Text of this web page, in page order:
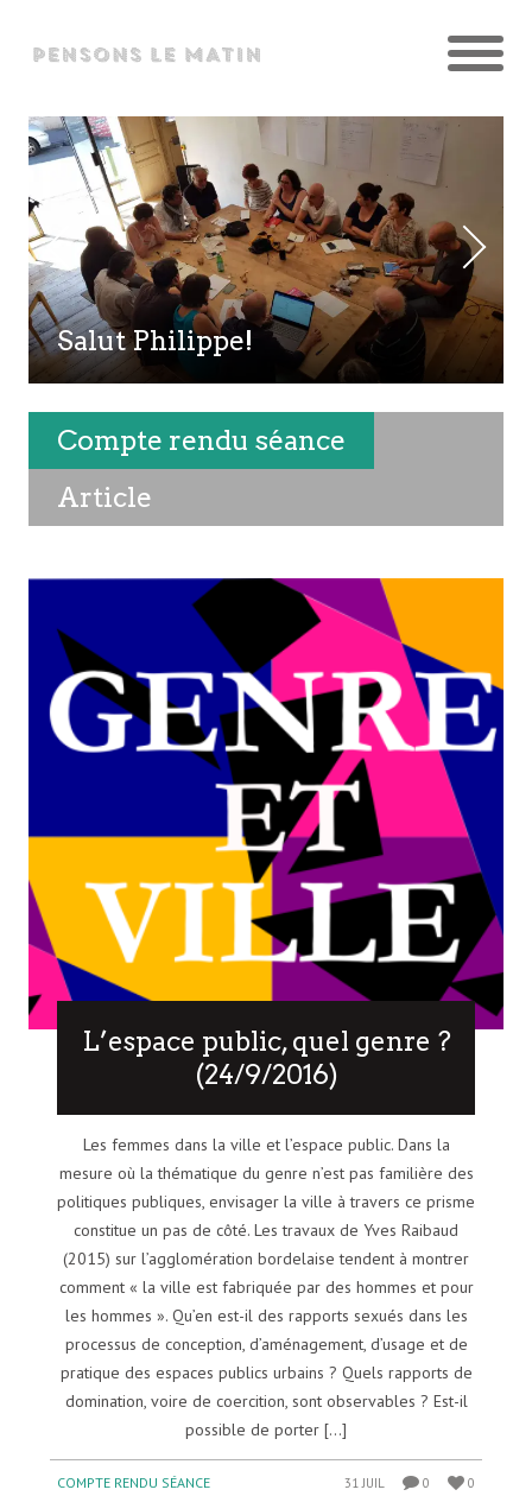
Salut Philippe!
Compte rendu séance
Article
L’espace public, quel genre ?
(24/9/2016)
Les femmes dans la ville et l’espace public. Dans la
mesure où la thématique du genre n’est pas familière des
politiques publiques, envisager la ville à travers ce prisme
constitue un pas de côté. Les travaux de Yves Raibaud
(2015) sur l’agglomération bordelaise tendent à montrer
comment « la ville est fabriquée par des hommes et pour
les hommes ». Qu’en est-il des rapports sexués dans les
processus de conception, d’aménagement, d’usage et de
pratique des espaces publics urbains ? Quels rapports de
domination, voire de coercition, sont observables ? Est-il
possible de porter [...]
COMPTE RENDU SÉANCE 31 JUIL 0 0